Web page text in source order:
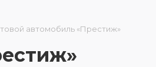
автомобиль «Престиж»